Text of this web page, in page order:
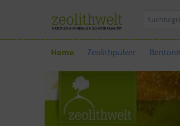
Home Zeolithpulver Bentonit